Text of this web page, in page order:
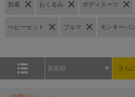
肌着 おくるみ ボディスーツ
べビーセット ブルマ モンキーパ
新着順 さら